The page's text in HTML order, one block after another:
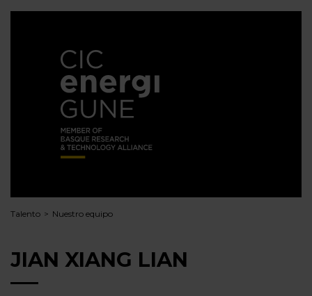
Talento Nuestro equipo
JIAN XIANG LIAN